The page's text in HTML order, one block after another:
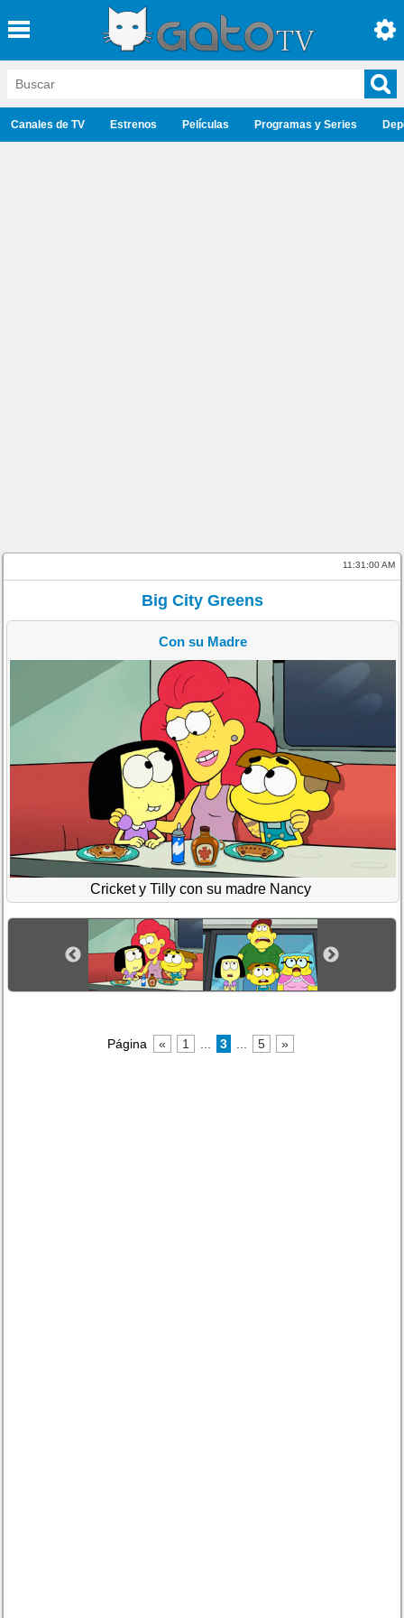
Canales de TV Estrenos Películas Programas y Series
11:31:01 AM
Big City Greens
Con su Madre
Cricket y Tilly con su madre Nancy
Página « 1 3 5 »